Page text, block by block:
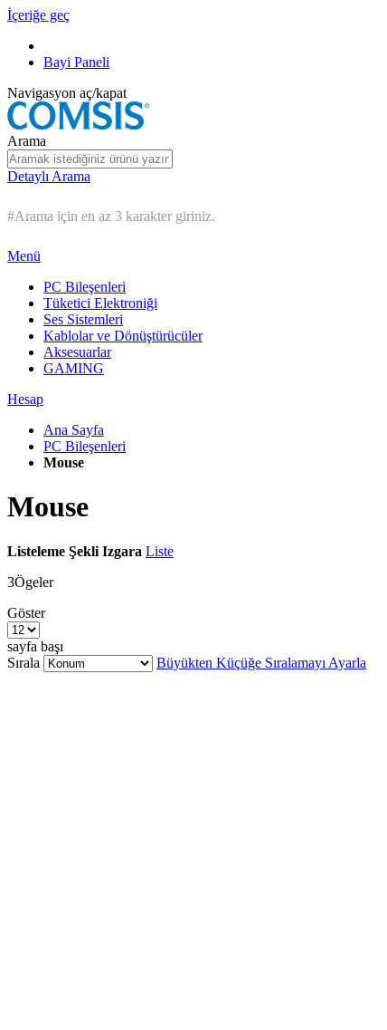
İçeriğe geç
Bayi Paneli
Navigasyon aç/kapat
Arama
Detaylı Arama
#Arama için en az 3 karakter giriniz.
Menü
PC Bileşenleri
Tüketici Elektroniği
Ses Sistemleri
Kablolar ve Dönüştürücüler
Aksesuarlar
GAMING
Hesap
Ana Sayfa
PC Bileşenleri
Mouse
Mouse
Listeleme Şekli Izgara Liste
3Ögeler
Göster
sayfa başı
Sırala
Büyükten Küçüğe Sıralamayı Ayarla